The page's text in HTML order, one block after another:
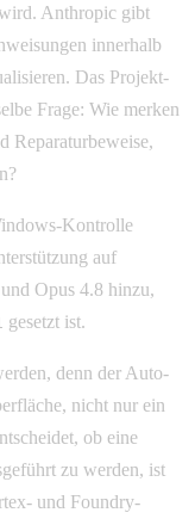
Anthropic gibt
innerhalb
Das Projekt-
Frage: Wie merken
Reparaturbeweise,
Kontrolle
auf
Opus 4.8 hinzu,
gesetzt ist.
denn der Auto-
nicht nur ein
ob eine
zu werden, ist
und Foundry-